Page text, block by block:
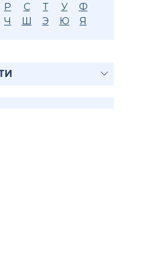
Р С Т У
Ф
Ч Ш Э Ю Я